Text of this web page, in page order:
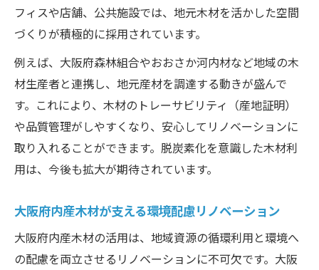
フィスや店舗、公共施設では、地元木材を活かした空間
づくりが積極的に採用されています。
例えば、大阪府森林組合やおおさか河内材など地域の木
材生産者と連携し、地元産材を調達する動きが盛んで
す。これにより、木材のトレーサビリティ（産地証明）
や品質管理がしやすくなり、安心してリノベーションに
取り入れることができます。脱炭素化を意識した木材利
用は、今後も拡大が期待されています。
大阪府内産木材が支える環境配慮リノベーション
大阪府内産木材の活用は、地域資源の循環利用と環境へ
の配慮を両立させるリノベーションに不可欠です。大阪